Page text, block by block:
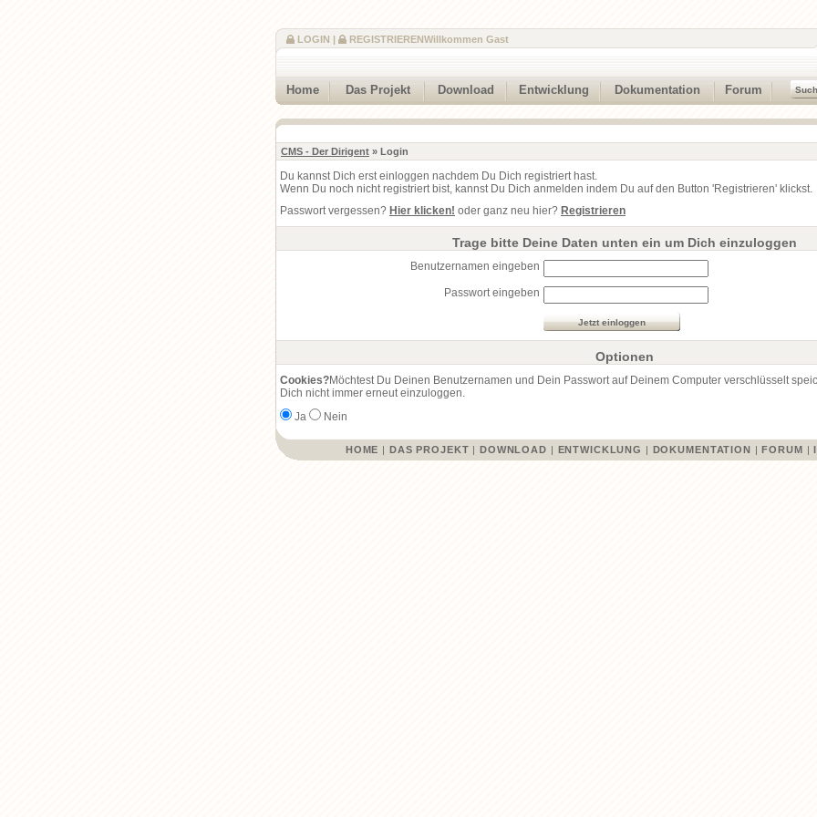
Willkommen Gast
LOGIN | REGISTRIEREN
Home Das Projekt Download Entwicklung Dokumentation Forum
CMS - Der Dirigent » Login
Du kannst Dich erst einloggen nachdem Du Dich registriert hast.
Wenn Du noch nicht registriert bist, kannst Du Dich anmelden indem Du auf den Button 'Registrieren' klickst.
Passwort vergessen? Hier klicken! oder ganz neu hier? Registrieren
Trage bitte Deine Daten unten ein um Dich einzuloggen
Benutzernamen eingeben
Passwort eingeben
Optionen
Cookies?Möchtest Du Deinen Benutzernamen und Dein Passwort auf Deinem Computer verschlüsselt
Dich nicht immer erneut einzuloggen.
Ja
Nein
HOME | DAS PROJEKT | DOWNLOAD | ENTWICKLUNG | DOKUMENTATION |FORUM |